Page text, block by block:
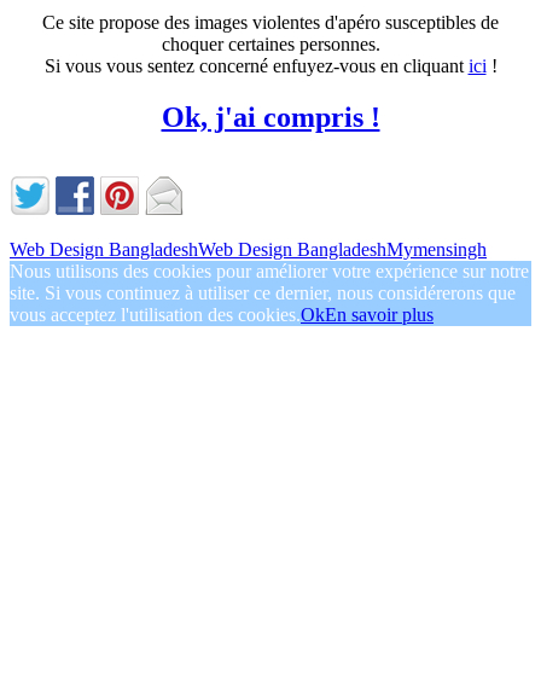
Ce site propose des images violentes d'apéro susceptibles de
choquer certaines personnes.
Si vous vous sentez concerné enfuyez-vous en cliquant ici !
Ok, j'ai compris !
Web Design BangladeshWeb Design BangladeshMymensingh
Nous utilisons des cookies pour améliorer votre expérience sur notre
site. Si vous continuez à utiliser ce dernier, nous considérerons que
vous acceptez l'utilisation des cookies.OkEn savoir plus